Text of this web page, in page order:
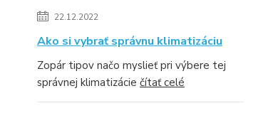
22.12.2022
Ako si vybrať správnu klimatizáciu
Zopár tipov načo myslieť pri výbere tej
správnej klimatizácie čítať celé